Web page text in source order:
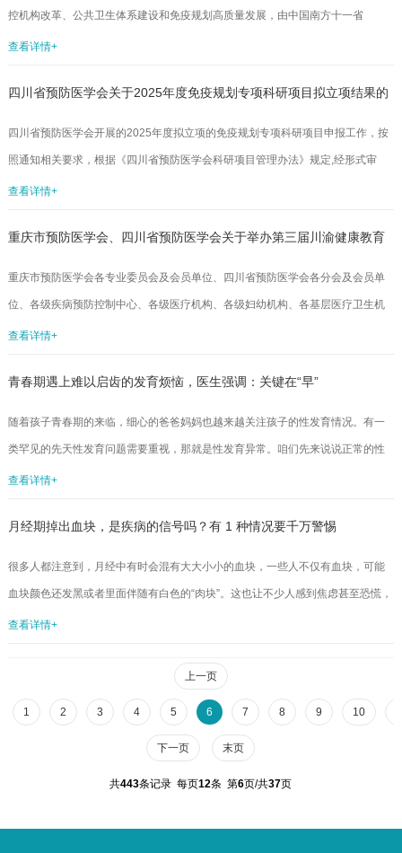
控机构改革、公共卫生体系建设和免疫规划高质量发展，由中国南方十一省
（区）预防医学会联合主办的“第四届中国南方十一省（区）预防医学会免疫与预
省从事免疫规划、疾病预防控制、疫苗研究及相关领域的专家学者、科研人员、
查看详情+
四川省预防医学会关于2025年度免疫规划专项科研项目拟立项结果的
公示
四川省预防医学会开展的2025年度拟立项的免疫规划专项科研项目申报工作，按
照通知相关要求，根据《四川省预防医学会科研项目管理办法》规定,经形式审
查、专家评审，最终遴选出12项课题拟立项资助，现予以公示，公示期为2025年
不予受理。四川省预防医学会科技发展部：scsyfyxhkjb@163.com2025免疫规划
查看详情+
重庆市预防医学会、四川省预防医学会关于举办第三届川渝健康教育
大会暨首届川渝健康科普作品征集大赛的通知（第一轮）
重庆市预防医学会各专业委员会及会员单位、四川省预防医学会各分会及会员单
位、各级疾病预防控制中心、各级医疗机构、各级妇幼机构、各基层医疗卫生机
构、科研院所、高等医学院校及各有关单位：为进一步加快川渝卫生健康一体化
教育事业高质量发展，向公众普及健康知识，促进川渝群众健康素养水平提升，
查看详情+
青春期遇上难以启齿的发育烦恼，医生强调：关键在“早”
随着孩子青春期的来临，细心的爸爸妈妈也越来越关注孩子的性发育情况。有一
类罕见的先天性发育问题需要重视，那就是性发育异常。咱们先来说说正常的性
发育是怎么回事。简单来说，孩子从父母那里得到染色体，其中一对性染色体决
内外生殖器官的表型。如女孩在卵巢分泌的雌激素作用下发育子宫、宫颈、阴
查看详情+
月经期掉出血块，是疾病的信号吗？有 1 种情况要千万警惕
很多人都注意到，月经中有时会混有大大小小的血块，一些人不仅有血块，可能
血块颜色还发黑或者里面伴随有白色的“肉块”。这也让不少人感到焦虑甚至恐慌，
怀疑月经出现血块是不是代表身体出现了疾病？那么，血块到底是什么？有血块
清楚，希望大家看完之后，不再为此烦恼。月经期间为什么会排出血块？女性的
子宫腔内表面覆盖着子宫内膜，每个月里，卵巢除了发育并排出成熟卵子之外，
还会分泌出雌激素和孕激素促进子宫内膜生长。新长出的子宫内膜里有丰富的血
查看详情+
上一页
1 2 3 4 5 6 7 8 9 10
下一页 末页
共443条记录 每页12条 第6页/共37页